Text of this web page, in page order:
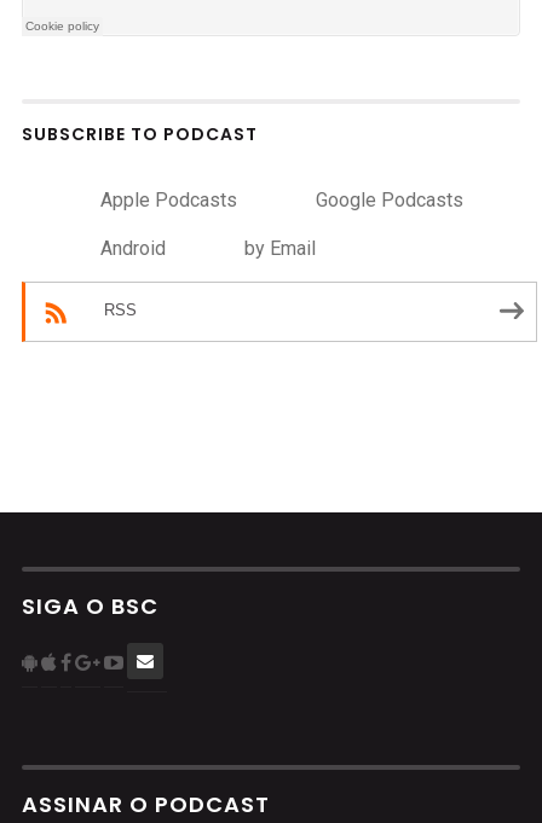
SUBSCRIBE TO PODCAST
Apple Podcasts Google Podcasts
Android by Email
RSS
SIGA O BSC
ASSINAR O PODCAST